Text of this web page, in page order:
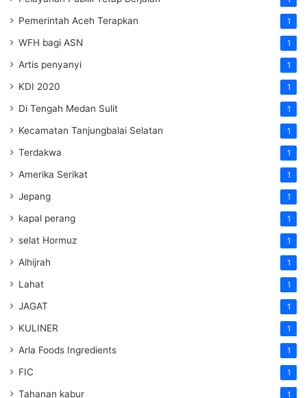
Pemerintah Aceh Terapkan 1
WFH bagi ASN 1
Artis penyanyi 1
KDI 2020 1
Di Tengah Medan Sulit 1
Kecamatan Tanjungbalai Selatan 1
Terdakwa 1
Amerika Serikat 1
Jepang 1
kapal perang 1
selat Hormuz 1
Alhijrah 1
Lahat 1
JAGAT 1
KULINER 1
Arla Foods Ingredients 1
FIC 1
Tahanan kabur 1